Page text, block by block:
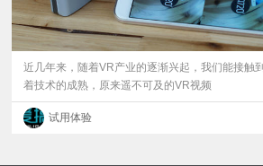
快
讯
评
近几年来，随着VR产业的逐渐兴起，我们能接触
着技术的成熟，原来遥不可及的VR视频
试用体验